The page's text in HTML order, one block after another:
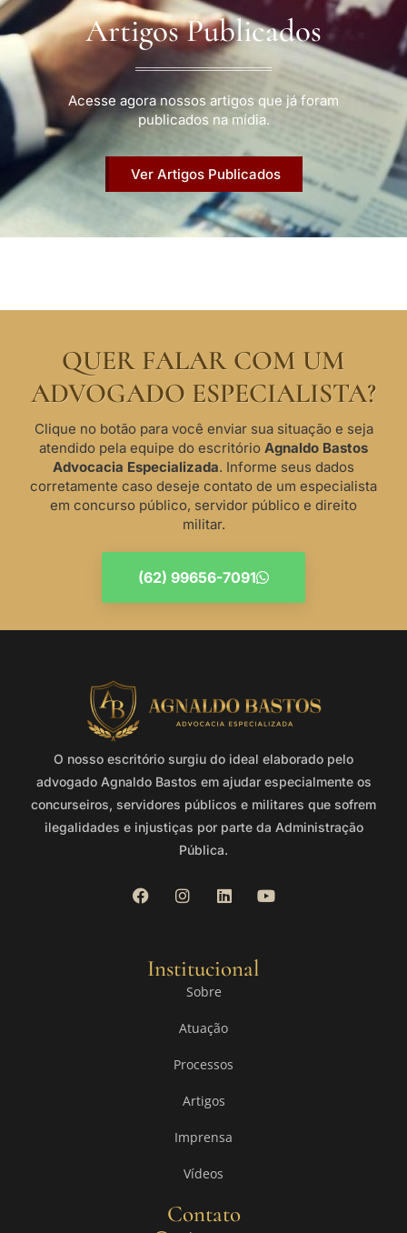
Artigos Publicados
Acesse agora nossos artigos que já foram
publicados na mídia.
Ver Artigos Publicados
QUER FALAR COM UM
ADVOGADO ESPECIALISTA?
Clique no botão para você enviar sua situação e seja
atendido pela equipe do escritório Agnaldo Bastos
Advocacia Especializada. Informe seus dados
corretamente caso deseje contato de um especialista
em concurso público, servidor público e direito
militar.
(62) 99656-7091
O nosso escritório surgiu do ideal elaborado pelo
advogado Agnaldo Bastos em ajudar especialmente os
concurseiros, servidores públicos e militares que sofrem
ilegalidades e injustiças por parte da Administração
Pública.
Institucional
Sobre
Atuação
Processos
Artigos
Imprensa
Vídeos
Contato